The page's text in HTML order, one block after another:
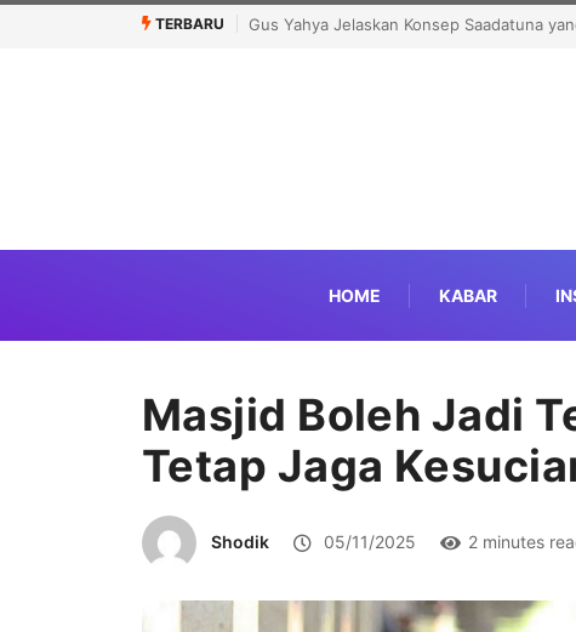
TERBARU
Dicetuskan Kiai Mahfudz ShiddiqKhutbatul ‘Arsy Darunnajah,
HOME KABAR
Masjid Boleh Jadi
Tetap Jaga
Shodik 05/11/2025 2 minutes